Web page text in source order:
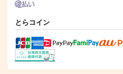
今日の一枚 2026
年 Vol.1
WhitePlanter
1,320円（税込）
年 Vol.3
WhitePlanter
とらコイン